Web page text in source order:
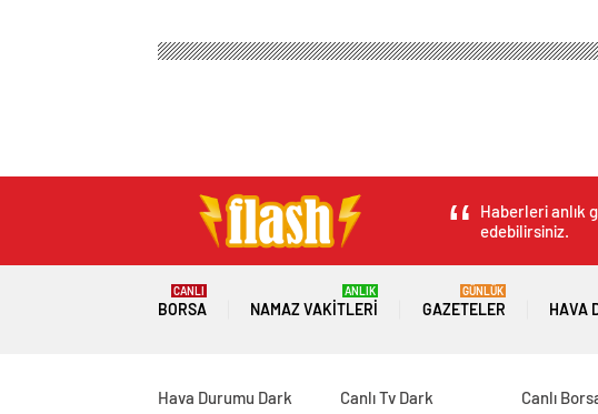
Haberleri anlık
edebilirsiniz.
BORSA
CANLI
NAMAZ VAKITLERI
ANLIK
GAZETELER
GÜNLÜK
HAVA
Hava Durumu Dark Canlı Tv Dark Canlı